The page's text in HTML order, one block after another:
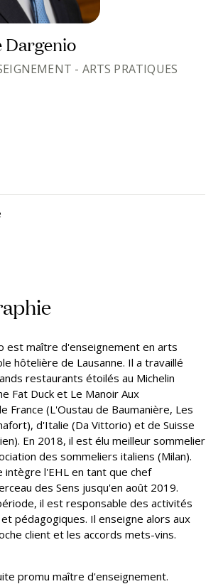
Dargenio
- ARTS PRATIQUES
est maître d'enseignement en arts
hôtelière de Lausanne. Il a travaillé
restaurants étoilés au Michelin
Fat Duck et Le Manoir Aux
France (L'Oustau de Baumanière, Les
d'Italie (Da Vittorio) et de Suisse
En 2018, il est élu meilleur sommelier
des sommeliers italiens (Milan).
intègre l'EHL en tant que chef
des Sens jusqu'en août 2019.
il est responsable des activités
pédagogiques. Il enseigne alors aux
client et les accords mets-vins.
promu maître d'enseignement.